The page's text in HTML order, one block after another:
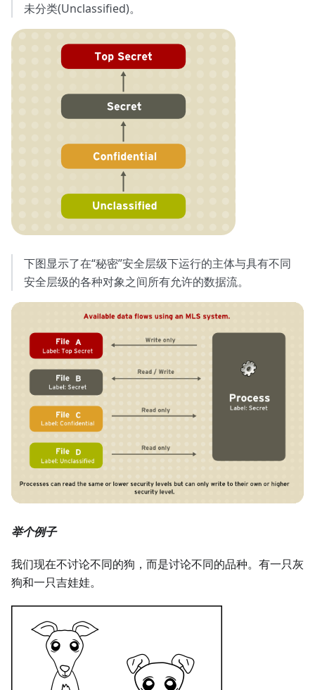
未分类(Unclassified)。
下图显示了在“秘密”安全层级下运行的主体与具有不同
安全层级的各种对象之间所有允许的数据流。
举个例子
我们现在不讨论不同的狗，而是讨论不同的品种。有一只灰
狗和一只吉娃娃。